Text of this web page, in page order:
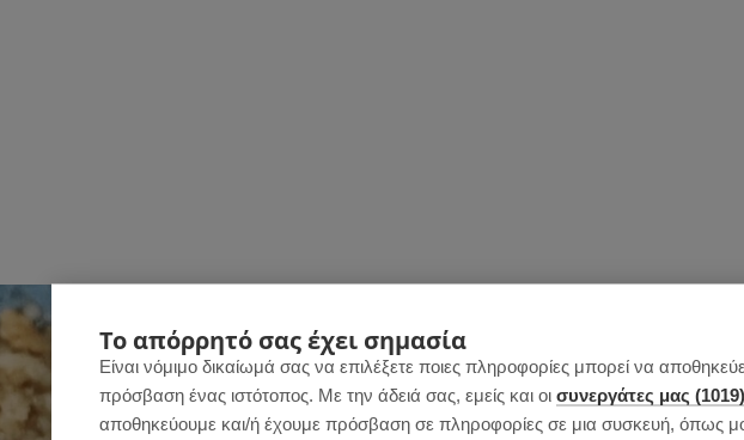
Το απόρρητό σας έχει σημασία
Είναι νόμιμο δικαίωμά σας να επιλέξετε ποιες πληροφορίες μπορεί να
πρόσβαση ένας ιστότοπος. Με την άδειά σας, εμείς και οι συνεργάτες μας (1019)
αποθηκεύουμε και/ή έχουμε πρόσβαση σε πληροφορίες σε μια συσκευή, όπως